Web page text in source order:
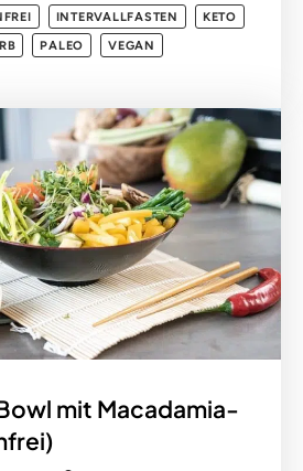
INTERVALLFASTEN
KETO
PALEO
VEGAN
mit Macadamia-